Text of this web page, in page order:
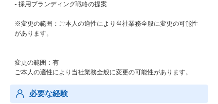
- 採用ブランディング戦略の提案
※変更の範囲：ご本人の適性により当社業務全般に変更の可能性
があります。
変更の範囲：有
ご本人の適性により当社業務全般に変更の可能性があります。
必要な経験